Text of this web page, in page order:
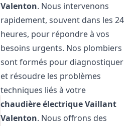
Valenton. Nous intervenons
rapidement, souvent dans les 24
heures, pour répondre à vos
besoins urgents. Nos plombiers
sont formés pour diagnostiquer
et résoudre les problèmes
techniques liés à votre
chaudière électrique Vaillant
Valenton. Nous offrons des